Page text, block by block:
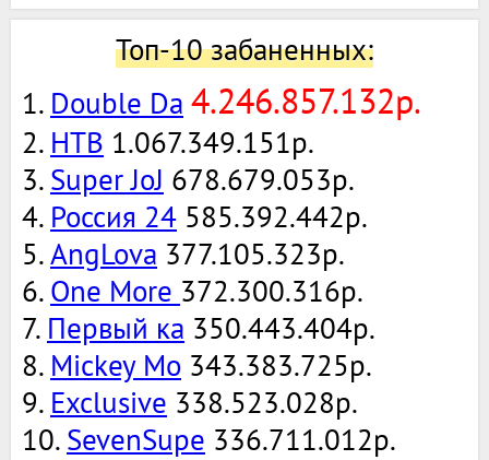
Топ-10 забаненных:
1. Double Da 4.246.857.132р.
2. НТВ 1.067.349.151р.
3. Super JoJ 678.679.053р.
4. Россия 24 585.392.442р.
5.AngLova 377.105.323р.
6. One More 372.300.316р.
7. Первый ка 350.443.404р.
8. Mickey Mo 343.383.725р.
9. Exclusive 338.523.028р.
10. SevenSupe 336.711.012р.